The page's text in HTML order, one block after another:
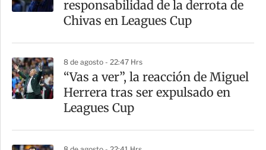
responsabilidad de la derrota de
Chivas en Leagues Cup
8 de agosto - 22:47 Hrs
“Vas a ver”, la reacción de Miguel
Herrera tras ser expulsado en
Leagues Cup